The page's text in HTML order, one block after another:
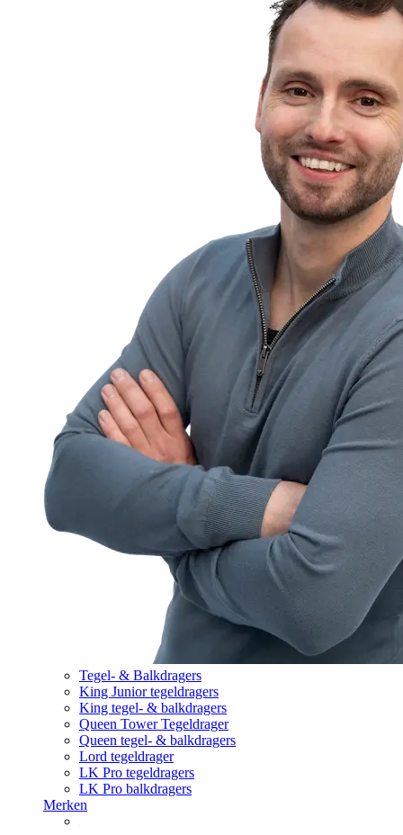
Tegel- & Balkdragers
King Junior tegeldragers
King tegel- & balkdragers
Queen Tower Tegeldrager
Queen tegel- & balkdragers
Lord tegeldrager
LK Pro tegeldragers
LK Pro balkdragers
Merken